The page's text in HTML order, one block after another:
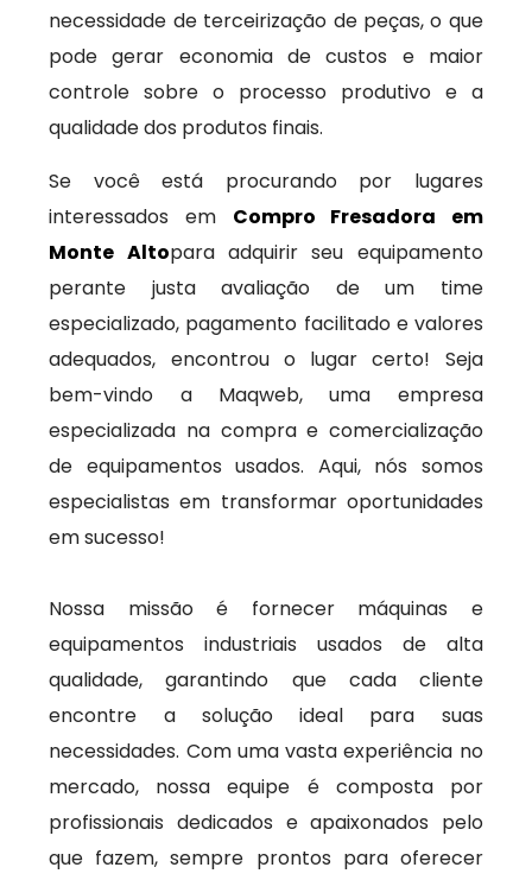
necessidade de terceirização de peças, o que
pode gerar economia de custos e maior
controle sobre o processo produtivo e a
qualidade dos produtos finais.
Se você está procurando por lugares
interessados em Compro Fresadora em
Monte Altopara adquirir seu equipamento
perante justa avaliação de um time
especializado, pagamento facilitado e valores
adequados, encontrou o lugar certo! Seja
bem-vindo a Maqweb, uma empresa
especializada na compra e comercialização
de equipamentos usados. Aqui, nós somos
especialistas em transformar oportunidades
em sucesso!
Nossa missão é fornecer máquinas e
equipamentos industriais usados de alta
qualidade, garantindo que cada cliente
encontre a solução ideal para suas
necessidades. Com uma vasta experiência no
mercado, nossa equipe é composta por
profissionais dedicados e apaixonados pelo
que fazem, sempre prontos para oferecer